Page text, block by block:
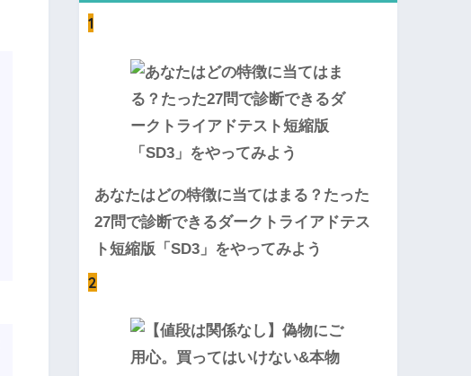
1
あなたはどの特徴に当てはまる？たった
27問で診断できるダークトライアドテス
ト短縮版「SD3」をやってみよう
2